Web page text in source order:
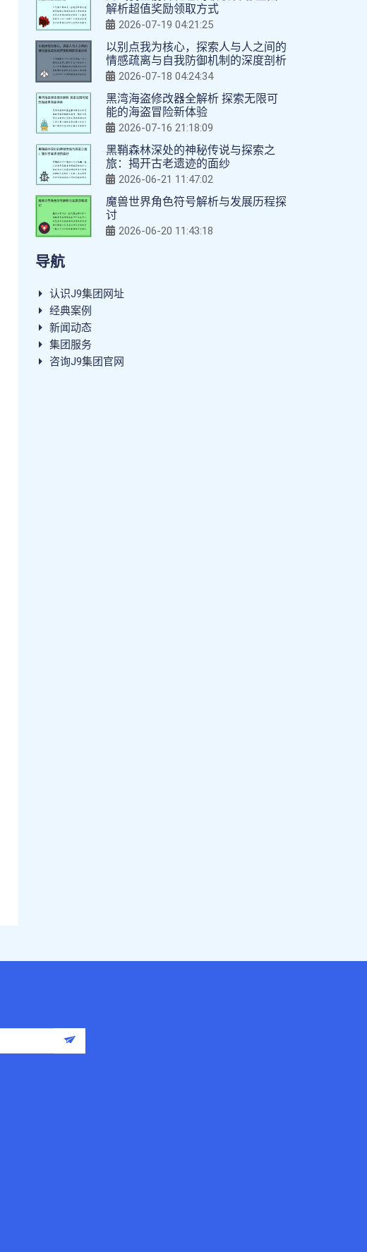
解析超值奖励领取方式
2026-07-19 04:21:25
以别点我为核心，探索人与人之间的
情感疏离与自我防御机制的深度剖析
2026-07-18 04:24:34
黑湾海盗修改器全解析 探索无限可
能的海盗冒险新体验
2026-07-16 21:18:09
黑鞘森林深处的神秘传说与探索之
旅：揭开古老遗迹的面纱
2026-06-21 11:47:02
魔兽世界角色符号解析与发展历程探
讨
2026-06-20 11:43:18
导航
认识J9集团网址
经典案例
新闻动态
集团服务
咨询J9集团官网